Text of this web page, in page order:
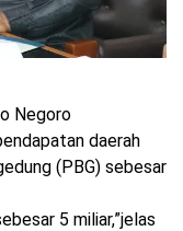
Negoro
daerah
(PBG) sebesar
5 miliar,”jelas